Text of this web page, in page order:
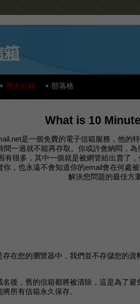
箱
歷史紀錄 部落格
What is 10
是一個免費的電子信箱服務，他的
間一過就不能再存取。你或許會納悶，
有很多，其中一個就是被網管給出賣了
你，也永遠不會知道你的email會在何處
解決您問題的最佳方案
存在您的瀏覽器中，我們並不存儲您的
後，舊的信箱都將被清除，這是為了
所有信箱永久保存。